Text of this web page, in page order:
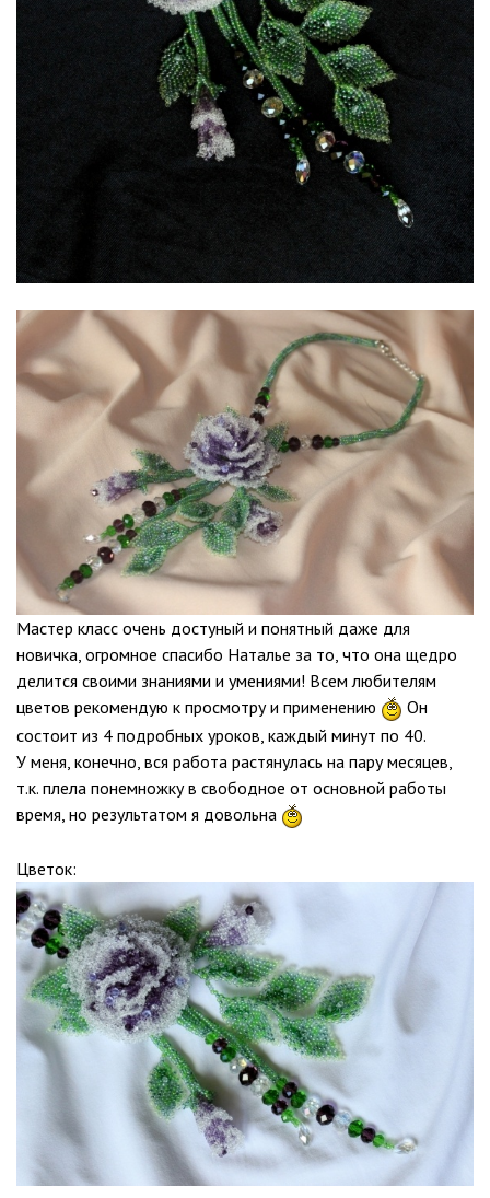
Мастер класс очень достуный и понятный даже для
новичка, огромное спасибо Наталье за то, что она щедро
делится своими знаниями и умениями! Всем любителям
цветов рекомендую к просмотру и применению
Он
состоит из 4 подробных уроков, каждый минут по 40.
У меня, конечно, вся работа растянулась на пару месяцев,
т.к. плела понемножку в свободное от основной работы
время, но результатом я довольна
Цветок: